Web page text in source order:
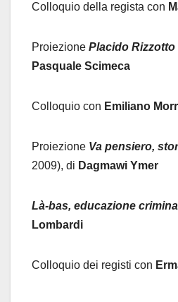
Colloquio della regista con
Proiezione Placido Rizzotto
Pasquale Scimeca
Colloquio con Emiliano
Proiezione Va pensiero,
2009), di Dagmawi Ymer
Là-bas, educazione
Lombardi
Colloquio dei registi con